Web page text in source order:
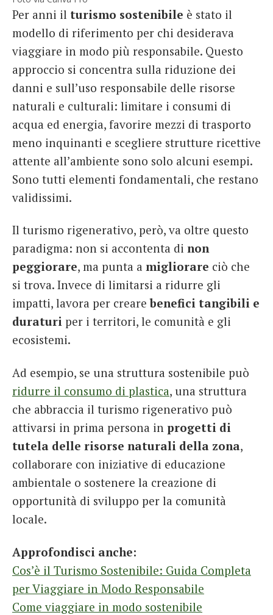
Per anni il turismo sostenibile è stato il
modello di riferimento per chi desiderava
viaggiare in modo più responsabile. Questo
approccio si concentra sulla riduzione dei
danni e sull’uso responsabile delle risorse
naturali e culturali: limitare i consumi di
acqua ed energia, favorire mezzi di trasporto
meno inquinanti e scegliere strutture ricettive
attente all’ambiente sono solo alcuni esempi.
Sono tutti elementi fondamentali, che restano
validissimi.
Il turismo rigenerativo, però, va oltre questo
paradigma: non si accontenta di non
peggiorare, ma punta a migliorare ciò che
si trova. Invece di limitarsi a ridurre gli
impatti, lavora per crearebenefici tangibili e
duraturi per i territori, le comunità e gli
ecosistemi.
Ad esempio, se una struttura sostenibile può
ridurre il consumo di plastica, una struttura
che abbraccia il turismo rigenerativo può
attivarsi in prima persona in progetti di
tutela delle risorse naturali della zona,
collaborare con iniziative di educazione
ambientale o sostenere la creazione di
opportunità di sviluppo per la comunità
locale.
Approfondisci anche:
Cos’è il Turismo Sostenibile: Guida Completa
per Viaggiare in Modo Responsabile
Come viaggiare in modo sostenibile